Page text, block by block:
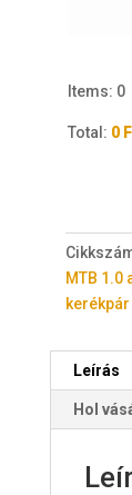
Items: 0
Total : 0
e
m
s
.
o
u
MTB 1.0
kerékpár
Leírás
Hol